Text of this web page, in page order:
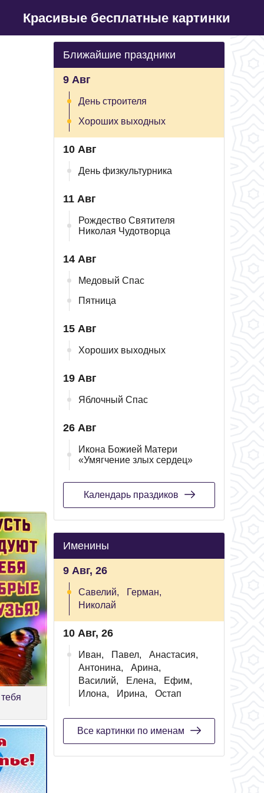
Красивые бесплатные картинки
Ближайшие праздники
9 Авг
День строителя
Хороших выходных
10 Авг
День физкультурника
11 Авг
Рождество Святителя
Николая Чудотворца
14 Авг
Медовый Спас
Пятница
15 Авг
Хороших выходных
19 Авг
Яблочный Спас
26 Авг
Икона Божией Матери
«Умягчение злых сердец»
Календарь праздиков
Именины
9 Авг, 26
Савелий,
Герман,
Николай
10 Авг, 26
Иван, Павел,
Анастасия,
Антонина,
Арина,
Василий,
Елена,
Ефим,
Илона,
Ирина, Остап
Все картинки по именам